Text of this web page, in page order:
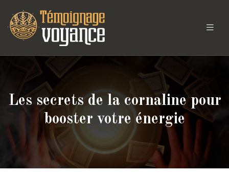
Les secrets de la cornaline pour
booster votre énergie